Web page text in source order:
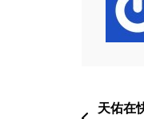
文天佑在